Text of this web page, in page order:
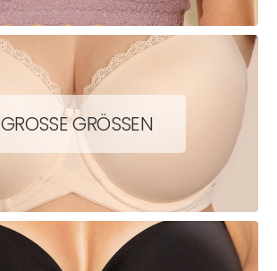
GROSSE GRÖSSEN